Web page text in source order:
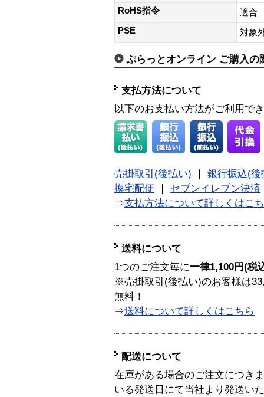
RoHS指令
適合
PSE
対象
ぷらっとオンライン ご購入の
支払方法について
以下のお支払い方法がご利用で
売掛取引(後払い)
銀行振込(後
換宅配便
セブンイレブン決済
⇒支払方法について詳しくはこ
送料について
1つのご注文毎に一律1,100円(税
※売掛取引(後払い)のお客様は
無料！
⇒送料について詳しくはこちら
配送について
在庫がある場合のご注文につき
いる発送日にて当社より発送い